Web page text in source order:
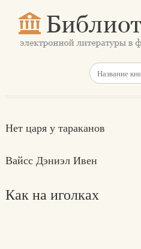
Нет царя у тараканов
Вайсс Дэниэл Ивен
Как на иголках